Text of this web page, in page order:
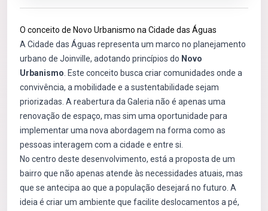
O conceito de Novo Urbanismo na Cidade das Águas
A Cidade das Águas representa um marco no planejamento
urbano de Joinville, adotando princípios do Novo
Urbanismo . Este conceito busca criar comunidades onde a
convivência, a mobilidade e a sustentabilidade sejam
priorizadas. A reabertura da Galeria não é apenas uma
renovação de espaço, mas sim uma oportunidade para
implementar uma nova abordagem na forma como as
pessoas interagem com a cidade e entre si.
No centro deste desenvolvimento, está a proposta de um
bairro que não apenas atende às necessidades atuais, mas
que se antecipa ao que a população desejará no futuro. A
ideia é criar um ambiente que facilite deslocamentos a pé,